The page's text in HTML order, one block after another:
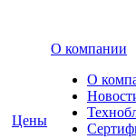
Цены
О компании
О